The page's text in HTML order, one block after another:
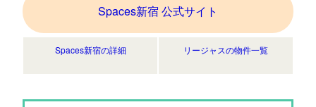
Spaces新宿 公式サイト
Spaces新宿の詳細 リージャスの物件一覧